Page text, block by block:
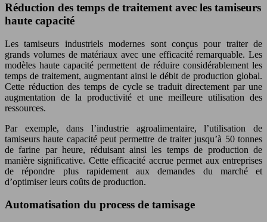
Réduction des temps de traitement avec les tamiseurs
haute capacité
Les tamiseurs industriels modernes sont conçus pour traiter de
grands volumes de matériaux avec une efficacité remarquable. Les
modèles haute capacité permettent de réduire considérablement les
temps de traitement, augmentant ainsi le débit de production global.
Cette réduction des temps de cycle se traduit directement par une
augmentation de la productivité et une meilleure utilisation des
ressources.
Par exemple, dans l’industrie agroalimentaire, l’utilisation de
tamiseurs haute capacité peut permettre de traiter jusqu’à 50 tonnes
de farine par heure, réduisant ainsi les temps de production de
manière significative. Cette efficacité accrue permet aux entreprises
de répondre plus rapidement aux demandes du marché et
d’optimiser leurs coûts de production.
Automatisation du process de tamisage